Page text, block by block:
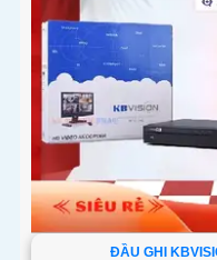
ĐẦU GHI